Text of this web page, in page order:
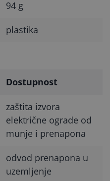
94 g
plastika
Dostupnost
zaštita izvora
električne ograde od
munje i prenapona
odvod prenapona u
uzemljenje